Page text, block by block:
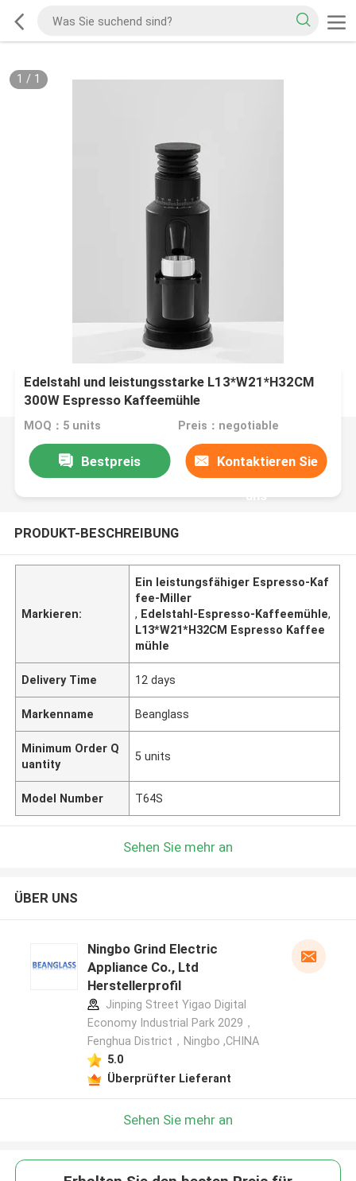
1 / 1
Edelstahl und leistungsstarke L13*W21*H32CM
300W Espresso Kaffeemühle
MOQ：5 units Preis：negotiable
Bestpreis Kontaktieren Sie
uns
PRODUKT-BESCHREIBUNG
Markieren:
Ein leistungsfähiger Espresso-Kaf
fee-Miller
, Edelstahl-Espresso-Kaffeemühle,
L13*W21*H32CM Espresso Kaffee
mühle
Delivery Time 12 days
Markenname Beanglass
Minimum Order Q
uantity
5 units
Model Number T64S
Sehen Sie mehr an
ÜBER UNS
Ningbo Grind Electric
Appliance Co., Ltd
Herstellerprofil
Jinping Street Yigao Digital
Economy Industrial Park 2029，
Fenghua District，Ningbo ,CHINA
5.0
Überprüfter Lieferant
Sehen Sie mehr an